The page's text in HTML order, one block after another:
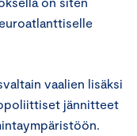
vaalien lisäksi
jännitteet